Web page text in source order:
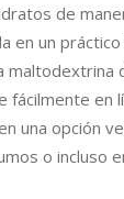
de
en un
maltodextrina
fácilmente en
una opción
o incluso